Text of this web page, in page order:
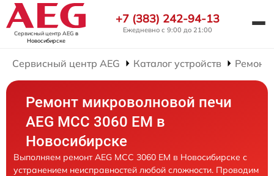
Сервисный центр AEG в
Новосибирске
+7 (383) 242-94-13
Ежедневно с 9:00 до 21:00
Сервисный центр AEG Каталог устройств Ремонт
Ремонт микроволновой печи
AEG MCC 3060 EM в
Новосибирске
Выполняем ремонт AEG MCC 3060 EM в Новосибирске с
устранением неисправностей любой сложности. Проводим